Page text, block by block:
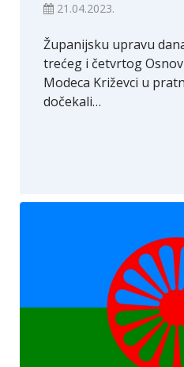
21.04.2023.
Županijsku upravu
trećeg i četvrtog
Modeca Križevci u
dočekali…